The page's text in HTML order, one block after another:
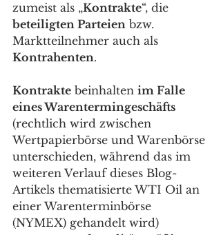
zumeist als „Kontrakte“, die
beteiligten Parteien bzw.
Marktteilnehmer auch als
Kontrahenten.
Kontrakte beinhalten im Falle
eines Warentermingeschäfts
(rechtlich wird zwischen
Wertpapierbörse und Warenbörse
unterschieden, während das im
weiteren Verlauf dieses Blog-
Artikels thematisierte WTI Oil an
einer Warenterminbörse
(NYMEX) gehandelt wird)